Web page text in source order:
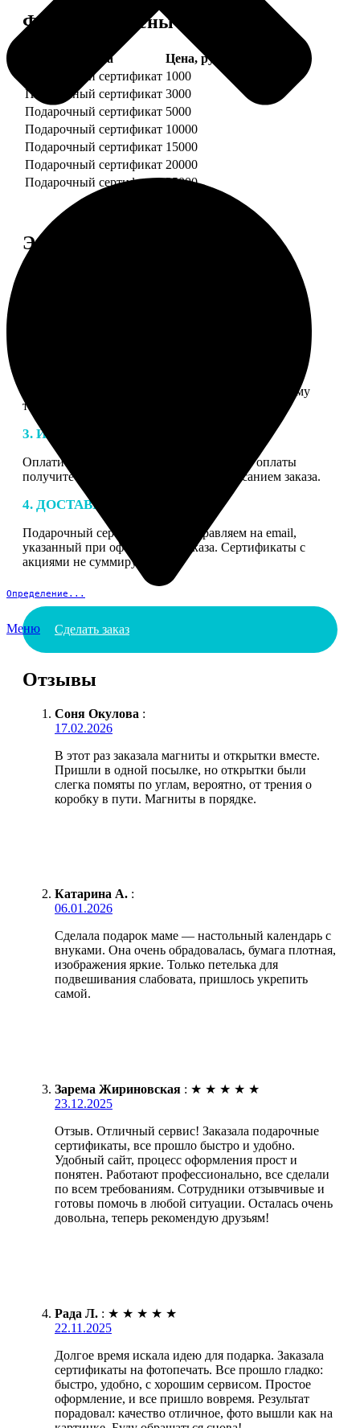
Определение...
Меню
Форматы и цены
Услуга
Цена, руб.
Подарочный сертификат 1000
Подарочный сертификат 3000
Подарочный сертификат 5000
Подарочный сертификат 10000
Подарочный сертификат 15000
Подарочный сертификат 20000
Подарочный сертификат 25000
Этапы работы
специалисты могут связаться с Вами по указанному
телефону или email для согласования деталей.
3. ИЗГОТОВЛЕНИЕ
Оплатите заказ банковской картой. После оплаты
получите подтверждение на email с описанием заказа.
4. ДОСТАВКА И ОПЛАТА
Подарочный сертификат мы отправляем на email,
указанный при оформлении заказа. Сертификаты с
акциями не суммируются.
Сделать заказ
Отзывы
Соня Окулова :
17.02.2026
В этот раз заказала магниты и открытки вместе.
Пришли в одной посылке, но открытки были
слегка помяты по углам, вероятно, от трения о
коробку в пути. Магниты в порядке.
Катарина А. :
06.01.2026
Сделала подарок маме — настольный календарь с
внуками. Она очень обрадовалась, бумага плотная,
изображения яркие. Только петелька для
подвешивания слабовата, пришлось укрепить
самой.
Зарема Жириновская : ★ ★ ★ ★ ★
23.12.2025
Отзыв. Отличный сервис! Заказала подарочные
сертификаты, все прошло быстро и удобно.
Удобный сайт, процесс оформления прост и
понятен. Работают профессионально, все сделали
по всем требованиям. Сотрудники отзывчивые и
готовы помочь в любой ситуации. Осталась очень
довольна, теперь рекомендую друзьям!
Рада Л. : ★ ★ ★ ★ ★
22.11.2025
Долгое время искала идею для подарка. Заказала
сертификаты на фотопечать. Все прошло гладко:
быстро, удобно, с хорошим сервисом. Простое
оформление, и все пришло вовремя. Результат
порадовал: качество отличное, фото вышли как на